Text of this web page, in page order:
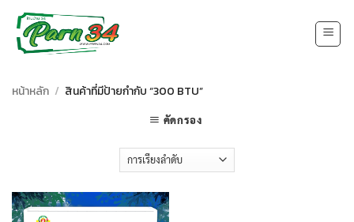
content
หน้าหลัก / สินค้าที่มีป้ายกำกับ “300 BTU”
คัดกรอง